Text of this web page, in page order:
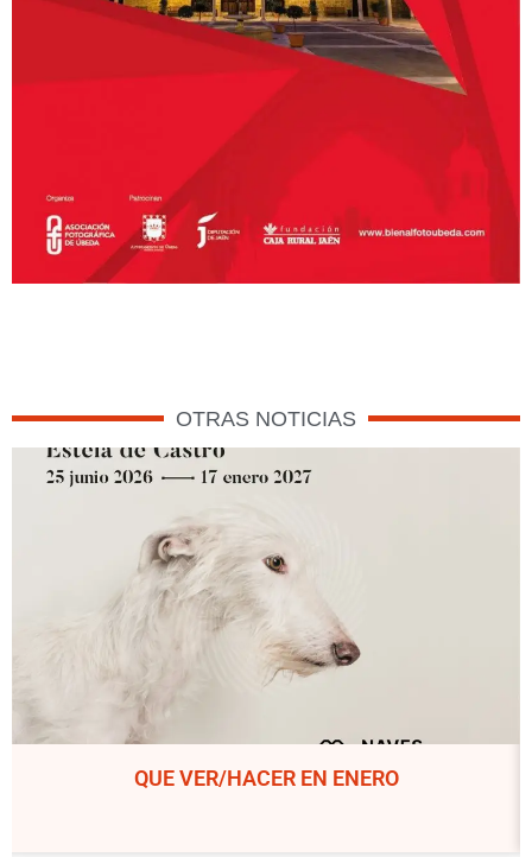
OTRAS NOTICIAS
QUE VER/HACER EN ENERO